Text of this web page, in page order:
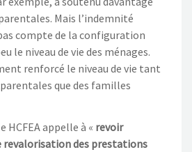
Mais l’indemnité
compte de la configuration
le niveau de vie des ménages.
renforcé le niveau de vie tant
que des familles
HCFEA appelle à « revoir
revalorisation des prestations